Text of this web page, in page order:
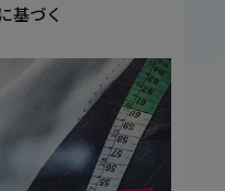
基づく